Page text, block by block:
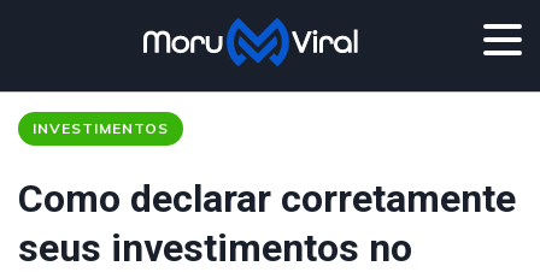
INVESTIMENTOS
Como declarar corretamente
seus investimentos no